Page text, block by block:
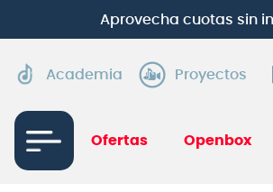
Aprovecha cuotas sin
Academia Proyectos
Ofertas Openbox